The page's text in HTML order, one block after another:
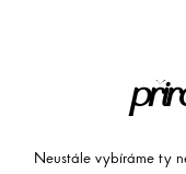
Neustále vybíráme ty